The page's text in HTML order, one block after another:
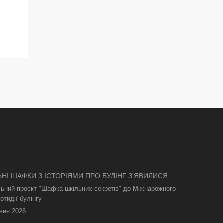
ШАФКИ З ІСТОРІЯМИ ПРО БУЛІНГ З'ЯВИЛИСЯ В
проєкт "Шафка шкільних секретів" до Міжнарожного
булінгу
2026